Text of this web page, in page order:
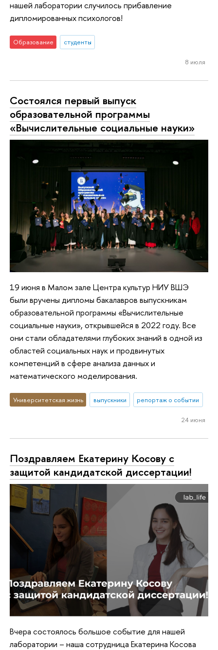
нашей лаборатории случилось прибавление
дипломированных психологов!
Образование студенты
8 июля
Состоялся первый выпуск
образовательной программы
«Вычислительные социальные науки»
19 июня в Малом зале Центра культур НИУ ВШЭ
были вручены дипломы бакалавров выпускникам
образовательной программы «Вычислительные
социальные науки», открывшейся в 2022 году. Все
они стали обладателями глубоких знаний в одной из
областей социальных наук и продвинутых
компетенций в сфере анализа данных и
математического моделирования.
Университетская жизнь выпускники репортаж о событии
24 июня
Поздравляем Екатерину Косову с
защитой кандидатской диссертации!
Вчера состоялось большое событие для нашей
лаборатории – наша сотрудница Екатерина Косова